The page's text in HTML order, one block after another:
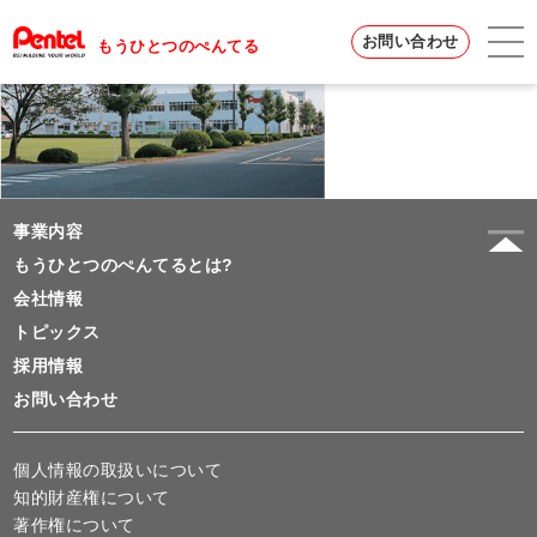
もうひとつのぺんてる お問い合わせ
事業内容
もうひとつのぺんてるとは?
会社情報
トピックス
採用情報
お問い合わせ
個人情報の取扱いについて
知的財産権について
著作権について